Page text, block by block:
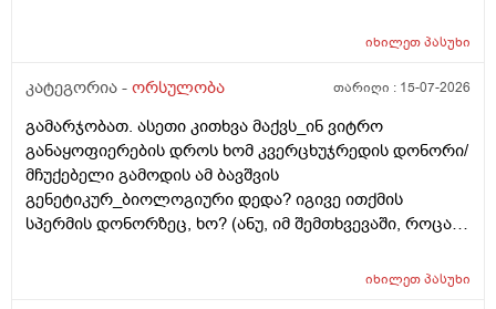
კიდევ_მსოფლიოს მრავალ ქვეყანაში აქტიურად
თუ ხელოვნური განაყოფიერების ცენტრებში მომუშავე
რამდენად გავრცელებულია საქართველოში?
იხილეთპასუხი
კატეგორია - ორსულობა თარიღი : 15-07-2026
გამარჯობათ. ასეთი კითხვა მაქვს_ინ ვიტრო
განაყოფიერების დროს ხომ კვერცხუჯრედის დონორი/
მჩუქებელი გამოდის ამ ბავშვის
გენეტიკურ_ბიოლოგიური დედა? იგივე ითქმის
სპერმის დონორზეც, ხო? (ანუ, იმ შემთხვევაში, როცა
წყვილი) და კიდევ_თუ მედიცინა აბორტს ჩასახული
იხილეთპასუხი